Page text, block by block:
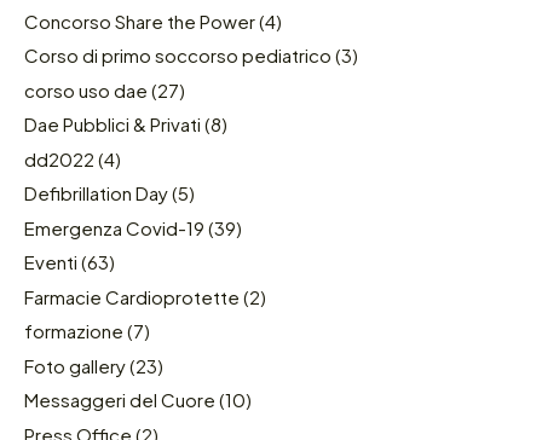
Concorso Share the Power(4)
Corso di primo soccorso pediatrico (3)
corso uso dae (27)
Dae Pubblici & Privati (8)
dd2022 (4)
Defibrillation Day(5)
Emergenza Covid-19 (39)
Eventi (63)
Farmacie Cardioprotette (2)
formazione (7)
Foto gallery(23)
Messaggeri del Cuore (10)
Press Office (2)